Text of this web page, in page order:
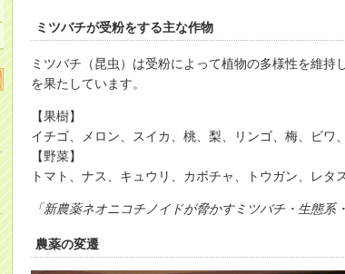
ミツバチが受粉をする主な作物
ミツバチ（昆虫）は受粉によって植物の多様性を維
を果たしています。
【果樹】
イチゴ、メロン、スイカ、桃、梨、リンゴ、梅、ビワ
【野菜】
トマト、ナス、キュウリ、カボチャ、トウガン、レ
「新農薬ネオニコチノイドが脅かすミツバチ・生態系
農薬の変遷